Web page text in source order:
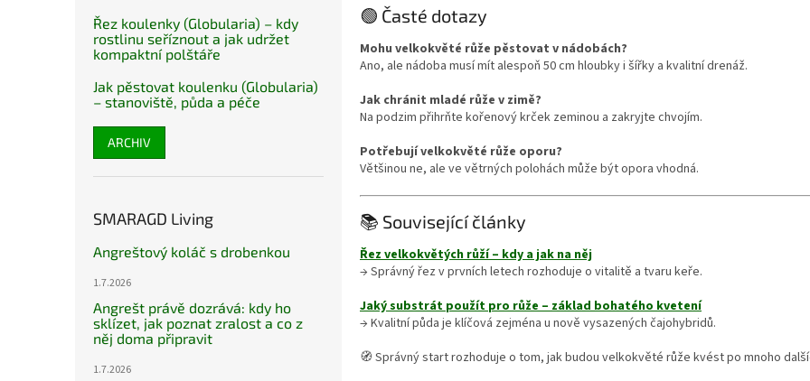
Řez koulenky (Globularia) – kdy
rostlinu seříznout a jak udržet
kompaktní polštáře
Jak pěstovat koulenku (Globularia)
– stanoviště, půda a péče
ARCHIV
SMARAGD Living
Angreštový koláč s drobenkou
1.7.2026
Angrešt právě dozrává: kdy ho
sklízet, jak poznat zralost a co z
něj doma připravit
1.7.2026
🟢 Časté dotazy
Mohu velkokvěté růže pěstovat v nádobách?
Ano, ale nádoba musí mít alespoň 50 cm hloubky i šířky a kvalitní drenáž.
Jak chránit mladé růže v zimě?
Na podzim přihrňte kořenový krček zeminou a zakryjte chvojím.
Potřebují velkokvěté růže oporu?
Většinou ne, ale ve větrných polohách může být opora vhodná.
📚 Související články
Řez velkokvětých růží – kdy a jak na něj
→ Správný řez v prvních letech rozhoduje o vitalitě a tvaru keře.
Jaký substrát použít pro růže – základ bohatého kvetení
→ Kvalitní půda je klíčová zejména u nově vysazených čajohybridů.
🧭 Správný start rozhoduje o tom, jak budou velkokvěté růže kvést po mnoho